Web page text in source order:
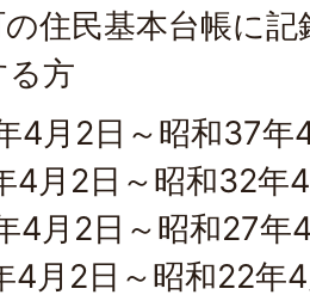
住民基本台帳に
る方
4月2日～昭和37年
4月2日～昭和32年
4月2日～昭和27年
4月2日～昭和22年